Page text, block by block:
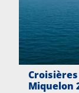
Ports
Miquelon